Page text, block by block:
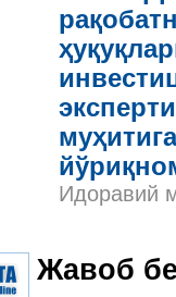
Идоравий
Жавоб